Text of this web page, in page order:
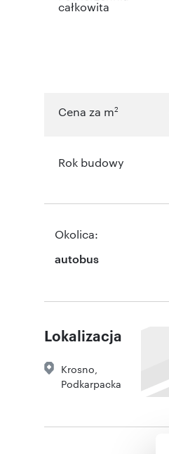
całkowita
Cena za m2
Rok budowy
Okolica:
autobus
Lokalizacja
Krosno,
Podkarpacka